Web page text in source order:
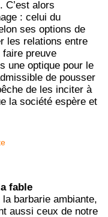
C’est alors
: celui du
ses options de
les relations entre
preuve
une optique pour le
de pousser
de les inciter à
la société espère et
fable
barbarie ambiante,
aussi ceux de notre